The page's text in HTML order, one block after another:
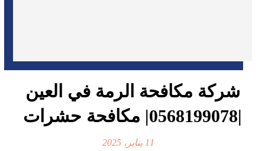
شركة مكافحة الرمة في العين
|0568199078| مكافحة حشرات
11 يناير، 2025